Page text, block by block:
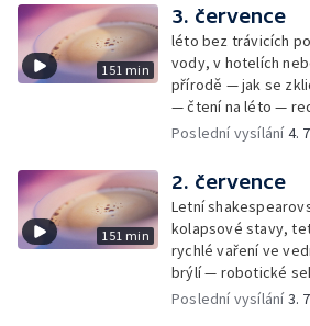
151 min
3. července
léto bez trávicích
vody, v hotelích
přírodě — jak se
— čtení na léto —
Samko
Poslední vysílání4.
151 min
2. července
Letní
kolapsové stavy,
rychlé vaření ve
brýlí — robotické
rekordmanka — psí
Poslední vysílání3.